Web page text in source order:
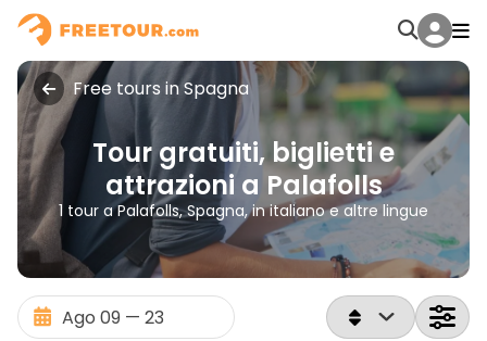
Free tours in Spagna
Tour gratuiti, biglietti e
attrazioni a Palafolls
1 tour a Palafolls, Spagna, in italiano e altre lingue